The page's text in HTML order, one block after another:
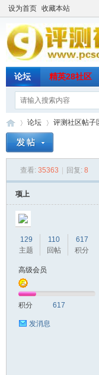
设为首页 收藏本站
论坛 精英28社区
论坛
›
评测社区帖子
查看: 35363 回复: 8
项上
129
主题
110
回帖
617
积分
高级会员
积分 617
发消息